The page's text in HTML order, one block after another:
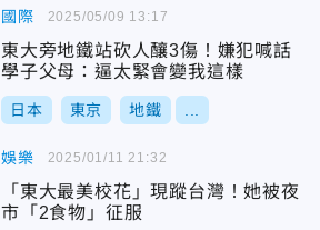
國際
東大旁地鐵站砍人釀3傷！嫌犯喊話
學子父母：逼太緊會變我這樣
日本 東京 地鐵
2025/05/09 13:17
娛樂
「東大最美校花」現蹤台灣！她被夜
市「2食物」征服
2025/01/11 21:32